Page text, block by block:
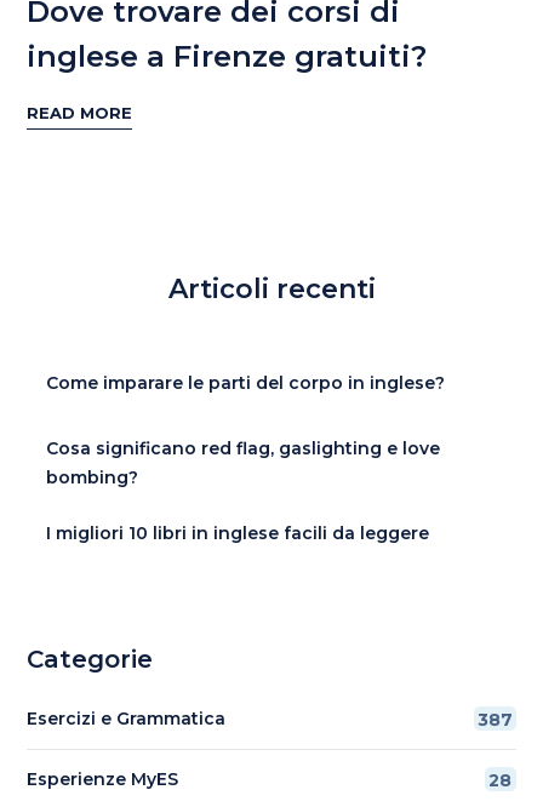
Dove trovare dei corsi di
inglese a Firenze gratuiti?
READ MORE
Articoli recenti
Come imparare le parti del corpo in inglese?
Cosa significano red flag, gaslighting e love
bombing?
I migliori 10 libri in inglese facili da leggere
Categorie
Esercizi e Grammatica 387
Esperienze MyES 28